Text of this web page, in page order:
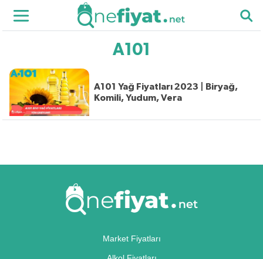
A101
A101 Yağ Fiyatları 2023 | Biryağ,
Komili, Yudum, Vera
Market Fiyatları